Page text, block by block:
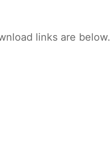
links are below.